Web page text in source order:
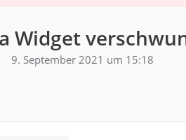
Widget
9. September 2021 um 15:18